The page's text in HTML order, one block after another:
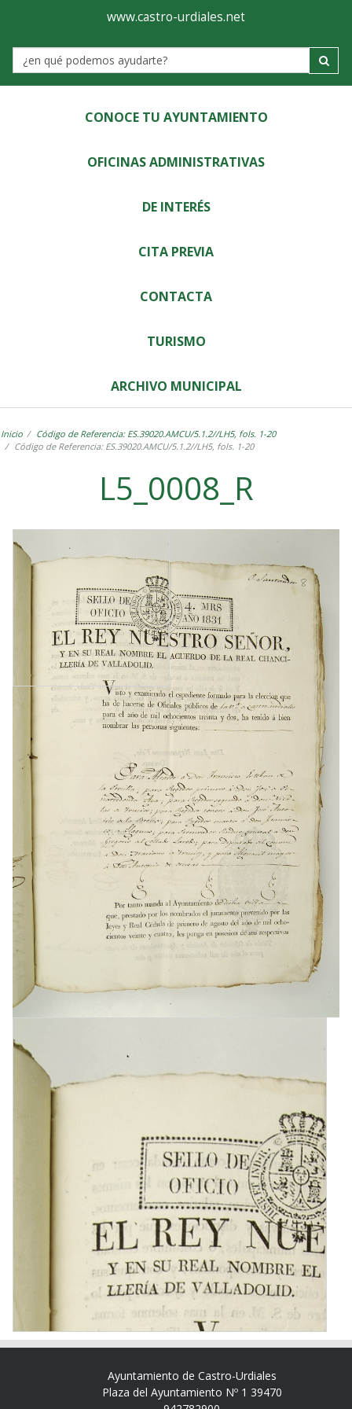
Ayuntamiento
de
Castro-
Urdiales
www.castro-urdiales.net
Label
CONOCE TU AYUNTAMIENTO
OFICINAS ADMINISTRATIVAS
DE INTERÉS
CITA PREVIA
CONTACTA
TURISMO
ARCHIVO MUNICIPAL
Inicio
Código de Referencia: ES.39020.AMCU/5.1.2//LH5, fols. 1-20
Código de Referencia: ES.39020.AMCU/5.1.2//LH5, fols. 1-20
L5_0008_R
Ayuntamiento de Castro-Urdiales
Plaza del Ayuntamiento Nº 1 39470